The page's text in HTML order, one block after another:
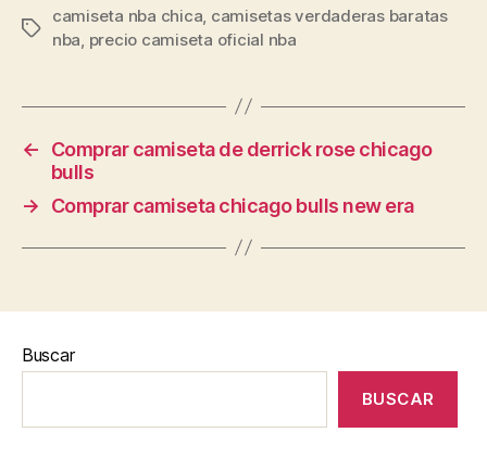
Etiquetas
camiseta nba chica, camisetas verdaderas baratas
nba, precio camiseta oficial nba
←
Comprar camiseta de derrick rose chicago
bulls
→
Comprar camiseta chicago bulls new era
Buscar
BUSCAR